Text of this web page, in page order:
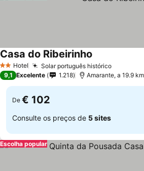
2 Estrelas
Hotel Solar português histórico
Casa do Ribeirinho
9,1 Excelente 1.218 Amarante, a 19.9
De € 102
Consulte os preços de 5 sites
Escolha popular